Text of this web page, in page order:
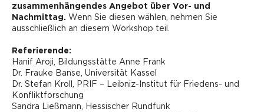
zusammenhängendes Angebot über Vor- und
Nachmittag. Wenn Sie diesen wählen, nehmen Sie
ausschließlich an diesem Workshop teil.
Referierende:
Hanif Aroji, Bildungsstätte Anne Frank
Dr. Frauke Banse, Universität Kassel
Dr. Stefan Kroll, PRIF – Leibniz-Institut für Friedens- und
Konfliktforschung
Sandra Ließmann, Hessischer Rundfunk